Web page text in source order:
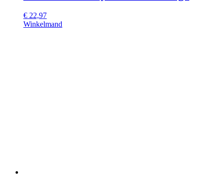
€ 22,97
Winkelmand